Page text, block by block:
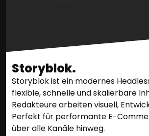
Storyblok.
Storyblok ist ein modernes
flexible, schnelle und skalierbare
Redakteure arbeiten visuell,
Perfekt für performante E-
über alle Kanäle hinweg.